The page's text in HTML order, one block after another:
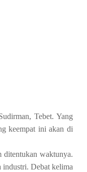
Tebet. Yang
keempat ini akan di
ditentukan waktunya.
industri. Debat kelima